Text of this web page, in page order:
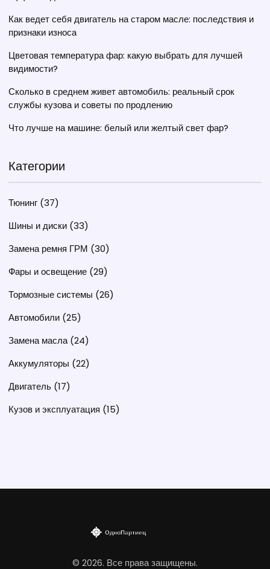
Как ведет себя двигатель на старом масле: последствия и
признаки износа
Цветовая температура фар: какую выбрать для лучшей
видимости?
Сколько в среднем живет автомобиль: реальный срок
службы кузова и советы по продлению
Что лучше на машине: белый или желтый свет фар?
Категории
Тюнинг (37)
Шины и диски (33)
Замена ремня ГРМ (30)
Фары и освещение (29)
Тормозные системы (26)
Автомобили (25)
Замена масла(24)
Аккумуляторы (22)
Двигатель (17)
Кузов и эксплуатация (15)
© 2026. Все права защищены.